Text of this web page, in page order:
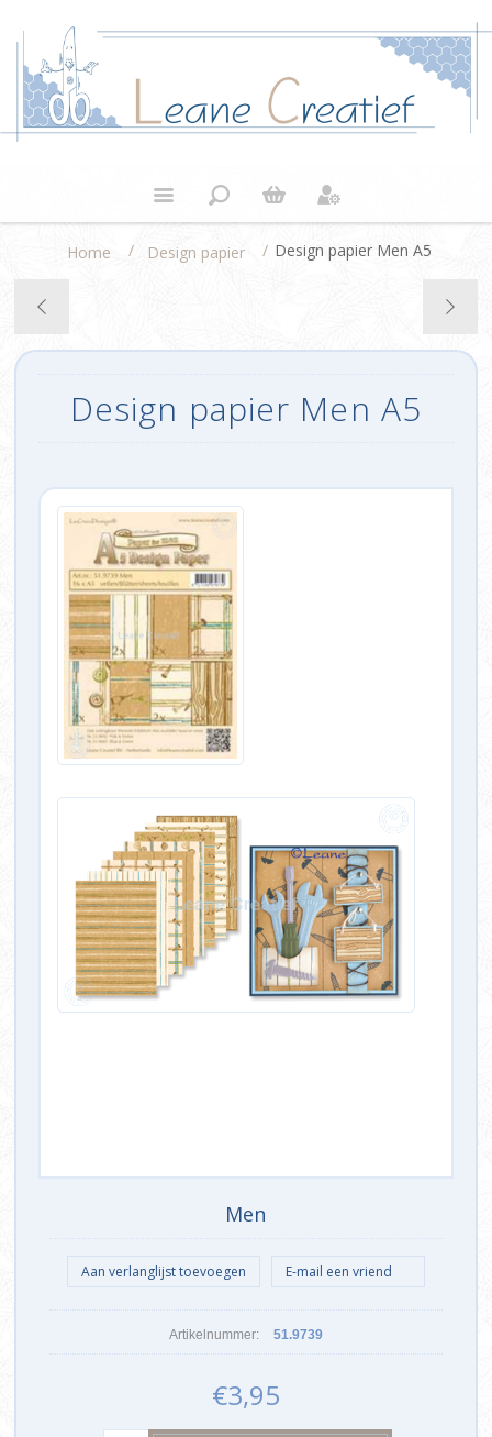
Home / Design papier / Design papier Men A5
Design papier Men A5
Men
Artikelnummer: 51.9739
€3,95